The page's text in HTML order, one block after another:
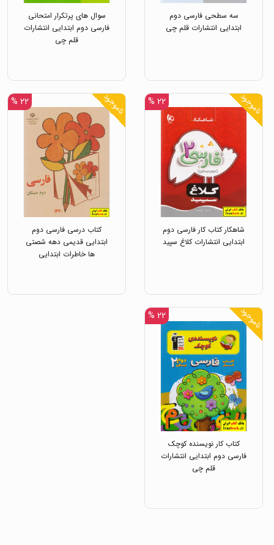
سه سطحی فارسی دوم
ابتدایی انتشارات قلم چی
سوال های پرتکرار امتحانی
فارسی دوم ابتدایی انتشارات
قلم چی
ناموجود ۲۲ %
شاهکار کتاب کار فارسی دوم
ابتدایی انتشارات کلاغ سپید
ناموجود ۲۲ %
کتاب درسی فارسی دوم
ابتدایی قدیمی دهه شصتی
ها خاطرات ابتدایی
ناموجود ۲۲ %
کتاب کار نویسنده کوچک
فارسی دوم ابتدایی انتشارات
قلم چی